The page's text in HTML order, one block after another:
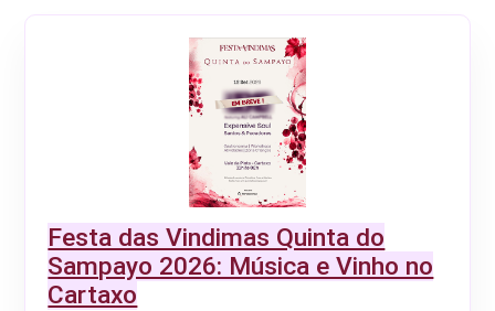
Festa das Vindimas Quinta do
Sampayo 2026: Música e Vinho no
Cartaxo